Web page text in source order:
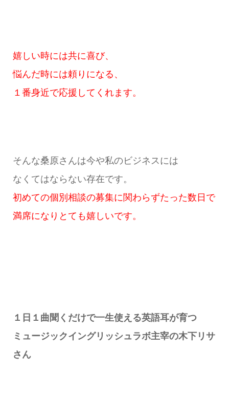
嬉しい時には共に喜び、
悩んだ時には頼りになる、
１番身近で応援してくれます。
そんな桑原さんは今や私のビジネスには
なくてはならない存在です。
初めての個別相談の募集に関わらずたった数日で
満席になりとても嬉しいです。
１日１曲聞くだけで一生使える英語耳が育つ
ミュージックイングリッシュラボ主宰の木下リサ
さん